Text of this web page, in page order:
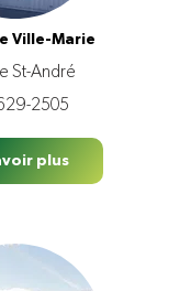
Ville-Marie
St-André
2505
plus